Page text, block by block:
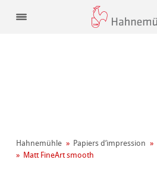
Hahnemühle Papiers d‘impression
Matt FineArt smooth